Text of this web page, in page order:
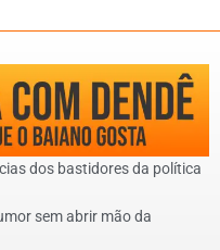
dos bastidores da política
sem abrir mão da